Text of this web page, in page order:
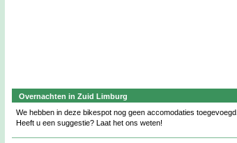
Overnachten in Zuid Limburg
We hebben in deze bikespot nog geen accomodaties toegevoegd.
Heeft u een suggestie? Laat het ons weten!